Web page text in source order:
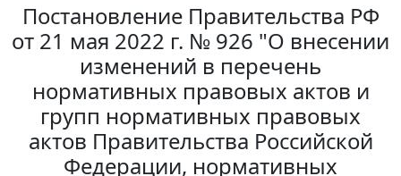
Постановление Правительства РФ
от 21 мая 2022 г. № 926 "О внесении
изменений в перечень
нормативных правовых актов и
групп нормативных правовых
актов Правительства Российской
Федерации, нормативных